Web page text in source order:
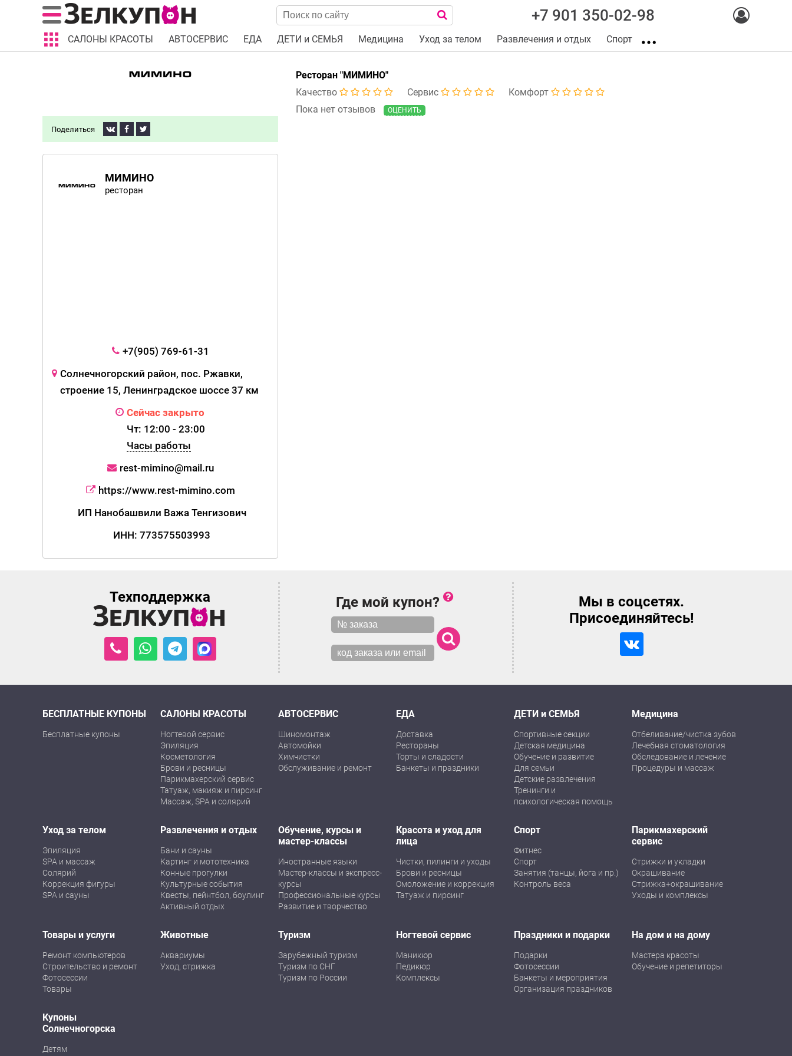
+7 901 350-02-98
САЛОНЫ КРАСОТЫ АВТОСЕРВИС ЕДА ДЕТИ и СЕМЬЯ Медицина Уход за телом Развлечения и отдых Спорт
Ресторан "МИМИНО"
Качество
Сервис
Комфорт
Пока нет отзывов
ОЦЕНИТЬ
Поделиться
МИМИНО
ресторан
+7(905) 769-61-31
Солнечногорский район, пос. Ржавки,
строение 15, Ленинградское шоссе 37 км
Сейчас закрыто
Чт: 12:00 - 23:00
Часы работы
rest-mimino@mail.ru
https://www.rest-mimino.com
ИП Нанобашвили Важа Тенгизович
ИНН: 773575503993
Техподдержка Где мой купон?
Мы в соцсетях.
Присоединяйтесь!
БЕСПЛАТНЫЕ КУПОНЫ
Бесплатные купоны
САЛОНЫ КРАСОТЫ
Ногтевой сервис
Эпиляция
Косметология
Брови и ресницы
Парикмахерский сервис
Татуаж, макияж и пирсинг
Массаж, SPA и солярий
АВТОСЕРВИС
Шиномонтаж
Автомойки
Химчистки
Обслуживание и ремонт
ЕДА
Доставка
Рестораны
Торты и сладости
Банкеты и праздники
ДЕТИ и СЕМЬЯ
Спортивные секции
Детская медицина
Обучение и развитие
Для семьи
Детские развлечения
Тренинги и
психологическая помощь
Медицина
Отбеливание/чистка зубов
Лечебная стоматология
Обследование и лечение
Процедуры и массаж
Уход за телом
Эпиляция
SPA и массаж
Солярий
Коррекция фигуры
SPA и сауны
Развлечения и отдых
Бани и сауны
Картинг и мототехника
Конные прогулки
Культурные события
Квесты, пейнтбол, боулинг
Активный отдых
Обучение, курсы и
мастер-классы
Иностранные языки
Мастер-классы и экспресс-
курсы
Профессиональные курсы
Развитие и творчество
Красота и уход для
лица
Чистки, пилинги и уходы
Брови и ресницы
Омоложение и коррекция
Татуаж и пирсинг
Спорт
Фитнес
Спорт
Занятия (танцы, йога и пр.)
Контроль веса
Парикмахерский
сервис
Стрижки и укладки
Окрашивание
Стрижка+окрашивание
Уходы и комплексы
Товары и услуги
Ремонт компьютеров
Строительство и ремонт
Фотосессии
Товары
Животные
Аквариумы
Уход, стрижка
Туризм
Зарубежный туризм
Туризм по СНГ
Туризм по России
Ногтевой сервис
Маникюр
Педикюр
Комплексы
Праздники и подарки
Подарки
Фотосессии
Банкеты и мероприятия
Организация праздников
На дом и на дому
Мастера красоты
Обучение и репетиторы
Купоны
Солнечногорска
Детям